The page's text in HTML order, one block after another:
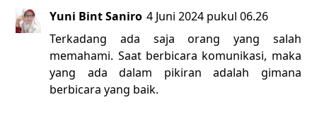
Yuni Bint Saniro 4 Juni 2024 pukul 06.26
Terkadang ada saja orang yang salah
memahami. Saat berbicara komunikasi, maka
yang ada dalam pikiran adalah gimana
berbicara yang baik.